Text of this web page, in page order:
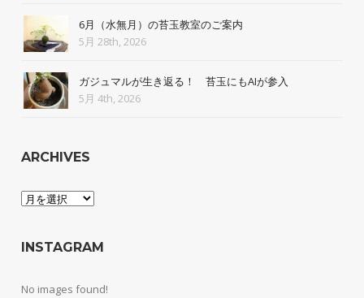
6月（水無月）の苔玉教室のご案内
5月 28th, 2026
ガジュマルが生き返る！ 苔玉にもAIが参入
5月 4th, 2026
ARCHIVES
Archives
INSTAGRAM
No images found!